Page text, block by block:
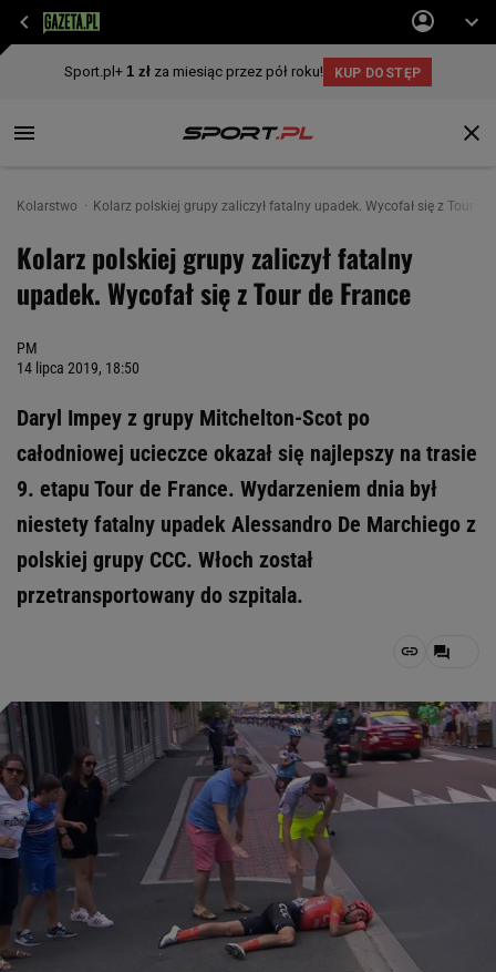
Kolarstwo Kolarz polskiej grupy zaliczył fatalny upadek. Wycofał się z Tour de
Kolarz polskiej grupy zaliczył fatalny
upadek. Wycofał się z Tour de France
PM
14 lipca 2019, 18:50
Daryl Impey z grupy Mitchelton-Scot po
całodniowej ucieczce okazał się najlepszy na trasie
9. etapu Tour de France. Wydarzeniem dnia był
niestety fatalny upadek Alessandro De Marchiego z
polskiej grupy CCC. Włoch został
przetransportowany do szpitala.